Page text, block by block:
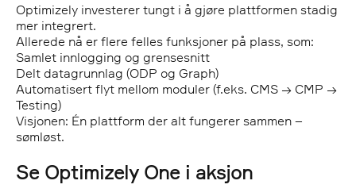
Optimizely investerer tungt i å gjøre plattformen stadig
mer integrert.
Allerede nå er flere felles funksjoner på plass, som:
Samlet innlogging og grensesnitt
Delt datagrunnlag (ODP og Graph)
Automatisert flyt mellom moduler (f.eks. CMS → CMP →
Testing)
Visjonen: Én plattform der alt fungerer sammen –
sømløst.
Se Optimizely One i aksjon